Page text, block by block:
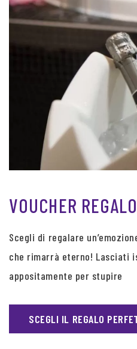
VOUCHER REGALO
Scegli di regalare
che rimarrà eterno! Lasciati
appositamente per stupire
SCEGLI IL REGALO